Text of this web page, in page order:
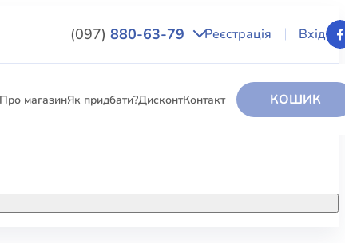
(097) 880-63-79 Реєстрація Вхід
Про магазинЯк придбати?ДисконтКонтакт КОШИК